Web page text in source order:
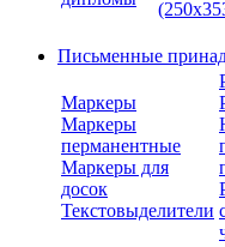
Письменные
Маркеры
Маркеры
перманентные
Маркеры для
досок
Текстовыделители